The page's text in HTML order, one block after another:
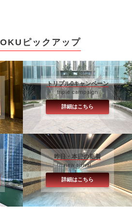
ピックアップ
トリプル0キャンペーン
triple campaign
詳細はこちら
昨日・本日の新着
new arrival
詳細はこちら